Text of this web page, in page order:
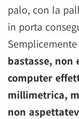
palo, con la
in porta
bastasse, non
computer
millimetrica,
non